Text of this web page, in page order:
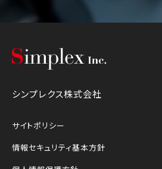
シンプレクス株式会社
サイトポリシー
情報セキュリティ基本方針